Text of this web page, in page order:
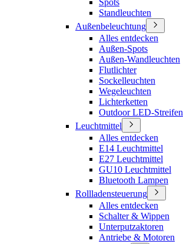
Spots
Standleuchten
Außenbeleuchtung
Alles entdecken
Außen-Spots
Außen-Wandleuchten
Flutlichter
Sockelleuchten
Wegeleuchten
Lichterketten
Outdoor LED-Streifen
Leuchtmittel
Alles entdecken
E14 Leuchtmittel
E27 Leuchtmittel
GU10 Leuchtmittel
Bluetooth Lampen
Rollladensteuerung
Alles entdecken
Schalter & Wippen
Unterputzaktoren
Antriebe & Motoren